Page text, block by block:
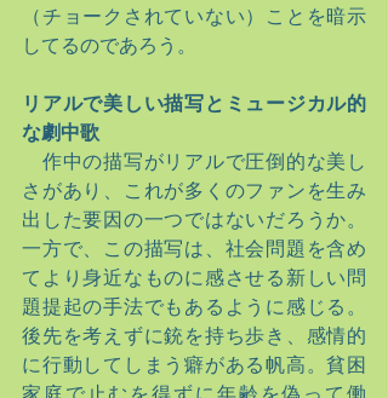
（チョークされていない）ことを暗示
してるのであろう。
リアルで美しい描写とミュージカル的
な劇中歌
作中の描写がリアルで圧倒的な美し
さがあり、これが多くのファンを生み
出した要因の一つではないだろうか。
一方で、この描写は、社会問題を含め
てより身近なものに感させる新しい問
題提起の手法でもあるように感じる。
後先を考えずに銃を持ち歩き、感情的
に行動してしまう癖がある帆高。貧困